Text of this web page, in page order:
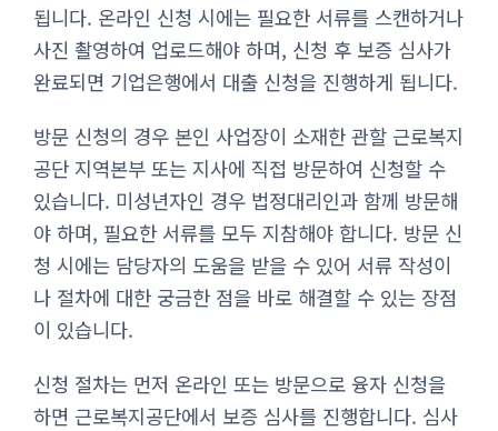
됩니다. 온라인 신청 시에는 필요한 서류를 스캔하거나
사진 촬영하여 업로드해야 하며, 신청 후 보증 심사가
완료되면 기업은행에서 대출 신청을 진행하게 됩니다.
방문 신청의 경우 본인 사업장이 소재한 관할 근로복지
공단 지역본부 또는 지사에 직접 방문하여 신청할 수
있습니다. 미성년자인 경우 법정대리인과 함께 방문해
야 하며, 필요한 서류를 모두 지참해야 합니다. 방문 신
청 시에는 담당자의 도움을 받을 수 있어 서류 작성이
나 절차에 대한 궁금한 점을 바로 해결할 수 있는 장점
이 있습니다.
신청 절차는 먼저 온라인 또는 방문으로 융자 신청을
하면 근로복지공단에서 보증 심사를 진행합니다. 심사